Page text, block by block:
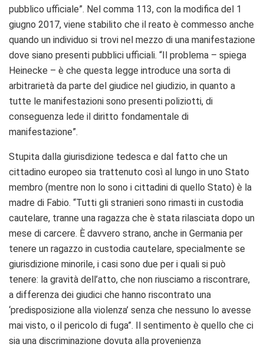
pubblico ufficiale”. Nel comma 113, con la modifica del 1
giugno 2017, viene stabilito che il reato è commesso anche
quando un individuo si trovi nel mezzo di una manifestazione
dove siano presenti pubblici ufficiali. “Il problema – spiega
Heinecke – è che questa legge introduce una sorta di
arbitrarietà da parte del giudice nel giudizio, in quanto a
tutte le manifestazioni sono presenti poliziotti, di
conseguenza lede il diritto fondamentale di
manifestazione”.
Stupita dalla giurisdizione tedesca e dal fatto che un
cittadino europeo sia trattenuto così al lungo in uno Stato
membro (mentre non lo sono i cittadini di quello Stato) è la
madre di Fabio. “Tutti gli stranieri sono rimasti in custodia
cautelare, tranne una ragazza che è stata rilasciata dopo un
mese di carcere. È davvero strano, anche in Germania per
tenere un ragazzo in custodia cautelare, specialmente se
giurisdizione minorile, i casi sono due per i quali si può
tenere: la gravità dell’atto, che non riusciamo a riscontrare,
a differenza dei giudici che hanno riscontrato una
‘predisposizione alla violenza’ senza che nessuno lo avesse
mai visto, o il pericolo di fuga”. Il sentimento è quello che ci
sia una discriminazione dovuta alla provenienza